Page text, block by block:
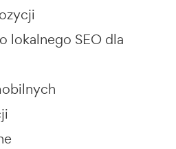
lokalnego SEO dla